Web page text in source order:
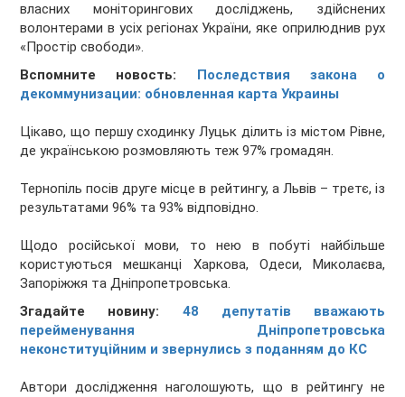
власних моніторингових досліджень, здійснених
волонтерами в усіх регіонах України, яке оприлюднив рух
«Простір свободи».
Вспомните новость: Последствия закона о
декоммунизации: обновленная карта Украины
Цікаво, що першу сходинку Луцьк ділить із містом Рівне,
де українською розмовляють теж 97% громадян.
Тернопіль посів друге місце в рейтингу, а Львів – третє, із
результатами 96% та 93% відповідно.
Щодо російської мови, то нею в побуті найбільше
користуються мешканці Харкова, Одеси, Миколаєва,
Запоріжжя та Дніпропетровська.
Згадайте новину: 48 депутатів вважають
перейменування Дніпропетровська
неконституційним и звернулись з поданням до КС
Автори дослідження наголошують, що в рейтингу не